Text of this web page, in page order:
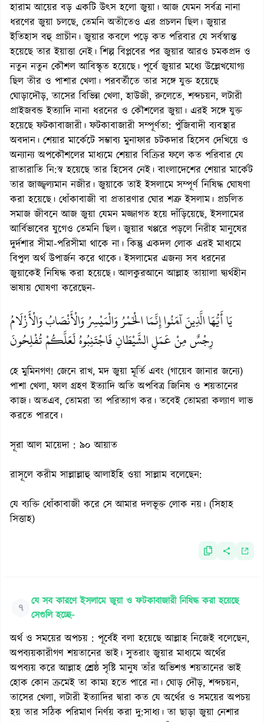
হারাম আয়ের বড় একটি উৎস হলো জুয়া। আজ যেমন সর্বত্র নানা
ধরণের জুয়া চলছে, তেমনি অতীতেও এর প্রচলন ছিল। জুয়ার
ইতিহাস বহু প্রাচীন। জুয়ার কবলে পড়ে কত পরিবার যে সর্বস্বান্ত
হয়েছে তার ইয়াত্তা নেই। শিল্প বিপ্লবের পর জুয়ার আরও চমকপ্রদ ও
নতুন নতুন কৌশল আবিস্কৃত হয়েছে। পূর্বে জুয়ার মধ্যে উল্লেখযোগ্য
ছিল তীর ও পাশার খেলা। পরবর্তীতে তার সঙ্গে যুক্ত হয়েছে
ঘোড়াদৌড়, তাসের বিভিন্ন খেলা, হাউজী, রুলেতে, শব্দচয়ন, লটারী
প্রাইজবন্ড ইত্যাদি নানা ধরনের ও কৌশলের জুয়া। এরই সঙ্গে যুক্ত
হয়েছে ফটকাবাজারী। ফটকাবাজারী সম্পূর্ণতা: পুঁজিবাদী ব্যবস্থার
অবদান। শেয়ার মার্কেটে সম্ভাব্য মুনাফার চটকদার হিসেব দেখিয়ে ও
অন্যান্য অপকৌশলের মাধ্যমে শেয়ার বিক্রির ফলে কত পরিবার যে
রাতারাতি নি:স্ব হয়েছে তার হিসেব নেই। বাংলাদেশের শেয়ার মার্কেট
তার জাজ্জ্বল্যমান নজীর। জুয়াকে তাই ইসলামে সম্পূর্ণ নিষিদ্ধ ঘোষণা
করা হয়েছে। ধোঁকাবাজী বা প্রতারণার ঘোর শত্রু ইসলাম। প্রচলিত
সমাজ জীবনে আজ জুয়া যেমন মজ্জাগত হয়ে দাঁড়িয়েছে, ইসলামের
আর্বিভাবের যুগেও তেমনি ছিল। জুয়ার খপ্পরে পড়লে নিরীহ মানুষের
দুর্দশার সীমা-পরিসীমা থাকে না। কিন্তু একদল লোক এরই মাধ্যমে
বিপুল অর্থ উপার্জন করে থাকে। ইসলামের এজন্য সব ধরনের
জুয়াকেই নিষিদ্ধ করা হয়েছে। আলকুরআনে আল্লাহ তায়ালা দ্ব্যর্থহীন
ভাষায় ঘোষণা করেছেন-
يَا أَيُّهَا الَّذِينَ آَمَنُوا إِنَّمَا الْخَمْرُ وَالْمَيْسِرُ وَالْأَنْصَابُ وَالْأَزْلَامُ
رِجْسٌ مِنْ عَمَلِ الشَّيْطَانِ فَاجْتَنِبُوهُ لَعَلَّكُمْ تُفْلِحُونَ
হে মুমিনগণ! জেনে রাখ, মদ জুয়া মূর্তি এবং (গায়েব জানার জন্যে)
পাশা খেলা, ফাল গ্রহণ ইত্যাদি অতি অপবিত্র জিনিষ ও শয়তানের
কাজ। অতএব, তোমরা তা পরিত্যাগ কর। তবেই তোমরা কল্যাণ লাভ
করতে পারবে।
সূরা আল মায়েদা : ৯০ আয়াত
রাসূলে করীম সাল্লাল্লাহু আলাইহি ওয়া সাল্লাম বলেছেন:
যে ব্যক্তি ধোঁকাবাজী করে সে আমার দলভূক্ত লোক নয়। (সিহাহ
সিত্তাহ)
৭
যে সব কারণে ইসলামে জুয়া ও ফটকাবাজারী নিষিদ্ধ করা হয়েছে
সেগুলি হচ্ছে-
অর্থ ও সময়ের অপচয় : পূর্বেই বলা হয়েছে আল্লাহ নিজেই বলেছেন,
অপব্যয়কারীগণ শয়তানের ভাই। সুতরাং জুয়ার মাধ্যমে অর্থের
অপব্যয় করে আল্লাহ শ্রেষ্ঠ সৃষ্টি মানুষ তাঁর অভিশপ্ত শয়তানের ভাই
হোক কোন ক্রমেই তা কাম্য হতে পারে না। ঘোড় দৌড়, শব্দচয়ন,
তাসের খেলা, লটারী ইত্যাদির দ্বারা কত যে অর্থের ও সময়ের অপচয়
হয় তার সঠিক পরিমাণ নির্ণয় করা দু:সাধ্য। তা ছাড়া জুয়া নেশার